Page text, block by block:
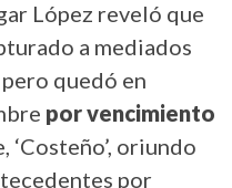
López reveló que
a mediados
quedó en
por vencimiento
‘Costeño’, oriundo
por